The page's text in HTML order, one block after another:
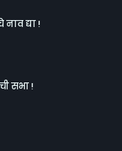
द्या !
सभा !